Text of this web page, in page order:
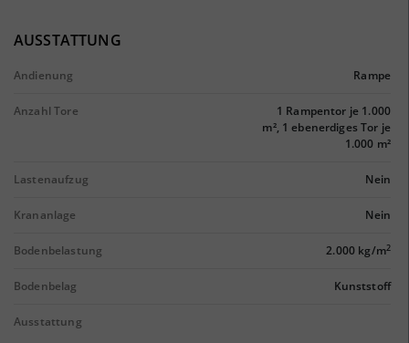
AUSSTATTUNG
Andienung Rampe
Anzahl Tore
1 Rampentor je 1.000
m², 1 ebenerdiges Tor je
1.000 m²
Lastenaufzug Nein
Krananlage Nein
Bodenbelastung 2.000 kg/m2
Bodenbelag Kunststoff
Ausstattung